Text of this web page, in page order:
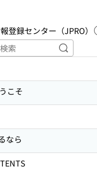
登録センター（JPRO）
キーワー
こそ
なら